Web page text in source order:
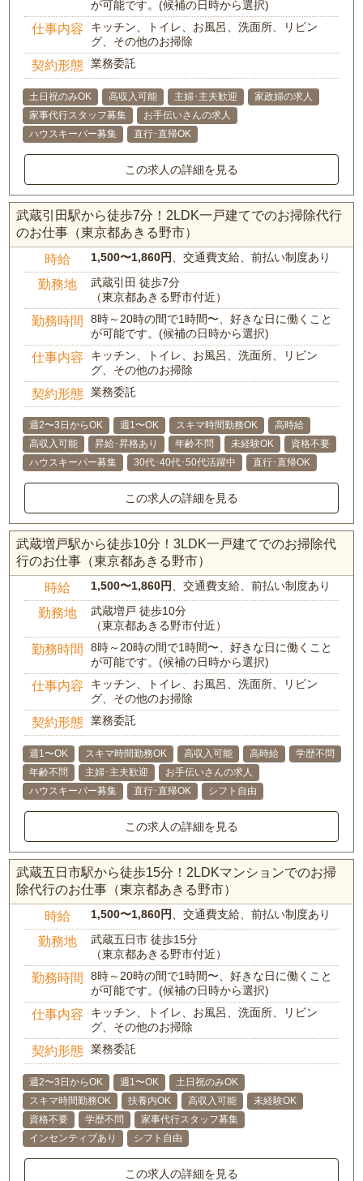
が可能です。(候補の日時から選択)
仕事内容
キッチン、トイレ、お風呂、洗面所、リビン
グ、その他のお掃除
契約形態 業務委託
土日祝のみOK 高収入可能 主婦･主夫歓迎
家政婦の求人
家事代行スタッフ募集
お手伝いさんの求人
ハウスキーパー募集
直行･直帰OK
この求人の詳細を見る
武蔵引田駅から徒歩7分！2LDK一戸建てでのお掃除代行
のお仕事（東京都あきる野市）
時給 1,500〜1,860円 、交通費支給、前払い制度あり
勤務地
武蔵引田 徒歩7分
（東京都あきる野市付近）
勤務時間
8時～20時の間で1時間〜、好きな日に働くこと
が可能です。(候補の日時から選択)
仕事内容
キッチン、トイレ、お風呂、洗面所、リビン
グ、その他のお掃除
契約形態 業務委託
週2〜3日からOK 週1〜OK スキマ時間勤務OK
高時給
高収入可能
昇給･昇格あり 年齢不問 未経験OK
資格不要
ハウスキーパー募集
30代･40代･50代活躍中 直行･直帰OK
この求人の詳細を見る
武蔵増戸駅から徒歩10分！3LDK一戸建てでのお掃除代
行のお仕事（東京都あきる野市）
時給 1,500〜1,860円 、交通費支給、前払い制度あり
勤務地
武蔵増戸 徒歩10分
（東京都あきる野市付近）
勤務時間
8時～20時の間で1時間〜、好きな日に働くこと
が可能です。(候補の日時から選択)
仕事内容
キッチン、トイレ、お風呂、洗面所、リビン
グ、その他のお掃除
契約形態 業務委託
週1〜OK スキマ時間勤務OK 高収入可能 高時給
学歴不問
年齢不問
主婦･主夫歓迎
お手伝いさんの求人
ハウスキーパー募集
直行･直帰OK シフト自由
この求人の詳細を見る
武蔵五日市駅から徒歩15分！2LDKマンションでのお掃
除代行のお仕事（東京都あきる野市）
時給 1,500〜1,860円 、交通費支給、前払い制度あり
勤務地
武蔵五日市 徒歩15分
（東京都あきる野市付近）
勤務時間
8時～20時の間で1時間〜、好きな日に働くこと
が可能です。(候補の日時から選択)
仕事内容
キッチン、トイレ、お風呂、洗面所、リビン
グ、その他のお掃除
契約形態 業務委託
週2〜3日からOK 週1〜OK
土日祝のみOK
スキマ時間勤務OK
扶養内OK 高収入可能
未経験OK
資格不要
学歴不問
家事代行スタッフ募集
インセンティブあり
シフト自由
この求人の詳細を見る